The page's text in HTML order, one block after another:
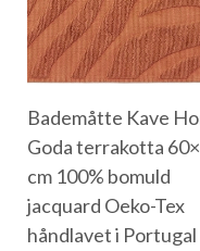
Bademåtte Kave
Goda terrakotta
cm 100% bomuld
jacquard Oeko-Tex
håndlavet i Portugal